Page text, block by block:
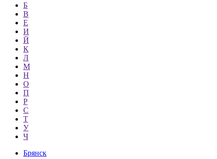
Б
В
Е
И
Й
К
Л
М
Н
О
П
Р
С
Т
У
Ч
Брянск